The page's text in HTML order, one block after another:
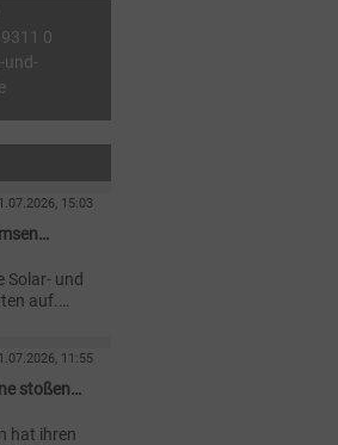
0
und-
15:03
Solar- und
auf.
für die
Landes.
11:55
stoßen
hat ihren